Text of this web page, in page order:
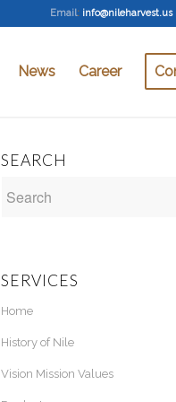
Email: info@nileharvest.us
News Career
SEARCH
SERVICES
Home
History of Nile
Vision Mission Values